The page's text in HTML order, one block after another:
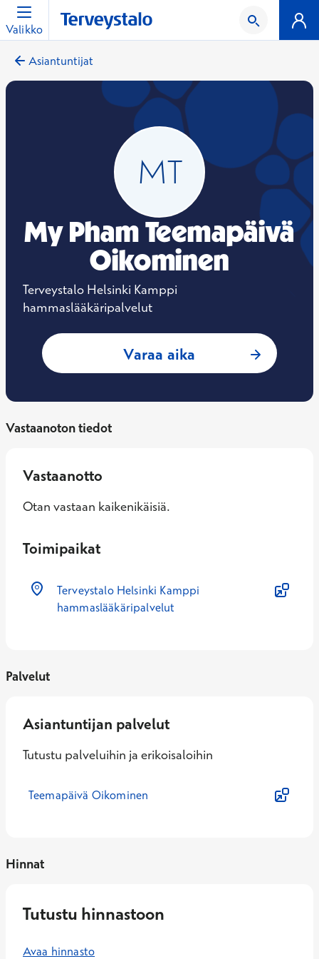
Valikko
Asiantuntijat
My Pham Teemapäivä
Oikominen
Terveystalo Helsinki Kamppi
hammaslääkäripalvelut
Varaa aika : My Pham
Vastaanoton tiedot
Vastaanotto
Otan vastaan kaikenikäisiä.
Toimipaikat
Terveystalo Helsinki Kamppi
hammaslääkäripalvelut
Palvelut
Asiantuntijan palvelut
Tutustu palveluihin ja erikoisaloihin
Teemapäivä Oikominen
Hinnat
Tutustu hinnastoon
Avaa hinnasto